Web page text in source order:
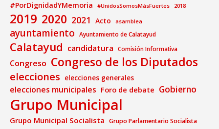
#PorDignidadYMemoria #UnidosSomosMásFuertes 2018
2019 2020 2021 Acto asamblea
ayuntamiento Ayuntamiento de Calatayud
Calatayud candidatura Comisión Informativa
Congreso Congreso de los Diputados
elecciones elecciones generales
elecciones municipales Foro de debate Gobierno
Grupo Municipal
Grupo Municipal Socialista Grupo Parlamentario Socialista